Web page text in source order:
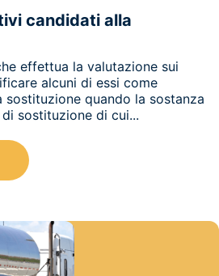
candidati alla
effettua la valutazione sui
alcuni di essi come
quando la sostanza
sostituzione di cui...